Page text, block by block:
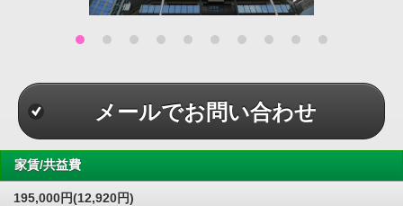
メールでお問い合わせ
家賃/共益費
195,000円(12,920円)